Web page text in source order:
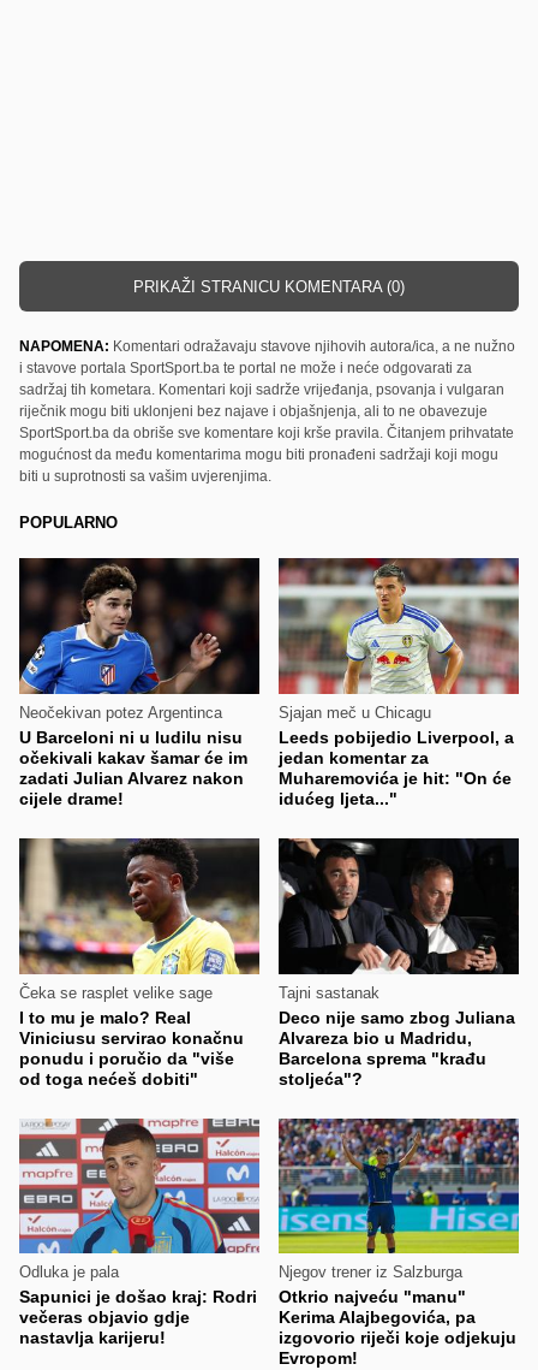
PRIKAŽI STRANICU KOMENTARA (0)
NAPOMENA: Komentari odražavaju stavove njihovih autora/ica, a ne nužno
i stavove portala SportSport.ba te portal ne može i neće odgovarati za
sadržaj tih kometara. Komentari koji sadrže vrijeđanja, psovanja i vulgaran
riječnik mogu biti uklonjeni bez najave i objašnjenja, ali to ne obavezuje
SportSport.ba da obriše sve komentare koji krše pravila. Čitanjem prihvatate
mogućnost da među komentarima mogu biti pronađeni sadržaji koji mogu
biti u suprotnosti sa vašim uvjerenjima.
POPULARNO
Neočekivan potez Argentinca
U Barceloni ni u ludilu nisu
očekivali kakav šamar će im
zadati Julian Alvarez nakon
cijele drame!
Sjajan meč u Chicagu
Leeds pobijedio Liverpool, a
jedan komentar za
Muharemovića je hit: "On će
idućeg ljeta..."
Čeka se rasplet velike sage
I to mu je malo? Real
Viniciusu servirao konačnu
ponudu i poručio da "više
od toga nećeš dobiti"
Tajni sastanak
Deco nije samo zbog Juliana
Alvareza bio u Madridu,
Barcelona sprema "krađu
stoljeća"?
Odluka je pala
Sapunici je došao kraj: Rodri
večeras objavio gdje
nastavlja karijeru!
Njegov trener iz Salzburga
Otkrio najveću "manu"
Kerima Alajbegovića, pa
izgovorio riječi koje odjekuju
Evropom!